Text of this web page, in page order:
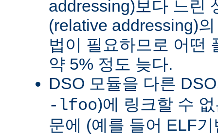
addressing)보다 느린
(relative addressing)
법이 필요하므로 어떤
약 5% 정도 늦다.
DSO 모듈을 다른
-lfoo)에 링크할 수
문에 (예를 들어 ELF